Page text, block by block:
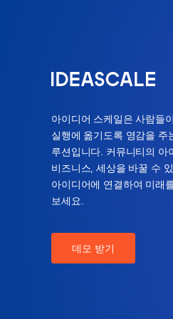
아이디어 스케일은 사람들
실행에 옮기도록 영감을 주
루션입니다. 커뮤니티의 아
비즈니스, 세상을 바꿀 수
아이디어에 연결하여 미래
보세요.
데모 받기